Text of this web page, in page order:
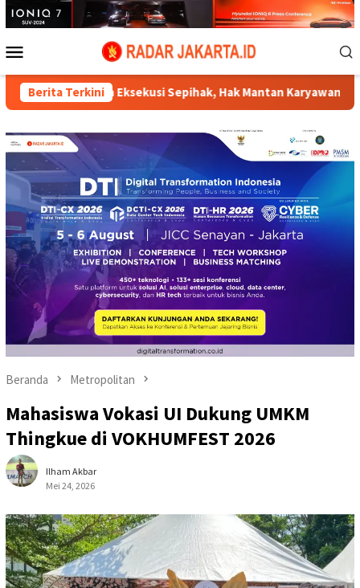
Loncat
ke
Mobile
Berita Terkini
Eksekusi Sepihak, Hak Mantan Karyawan PT Matahari
Beranda Metropolitan
Mahasiswa Vokasi UI Dukung UMKM
Thingkue di VOKHUMFEST 2026
Ilham Akbar
Mei 24, 2026